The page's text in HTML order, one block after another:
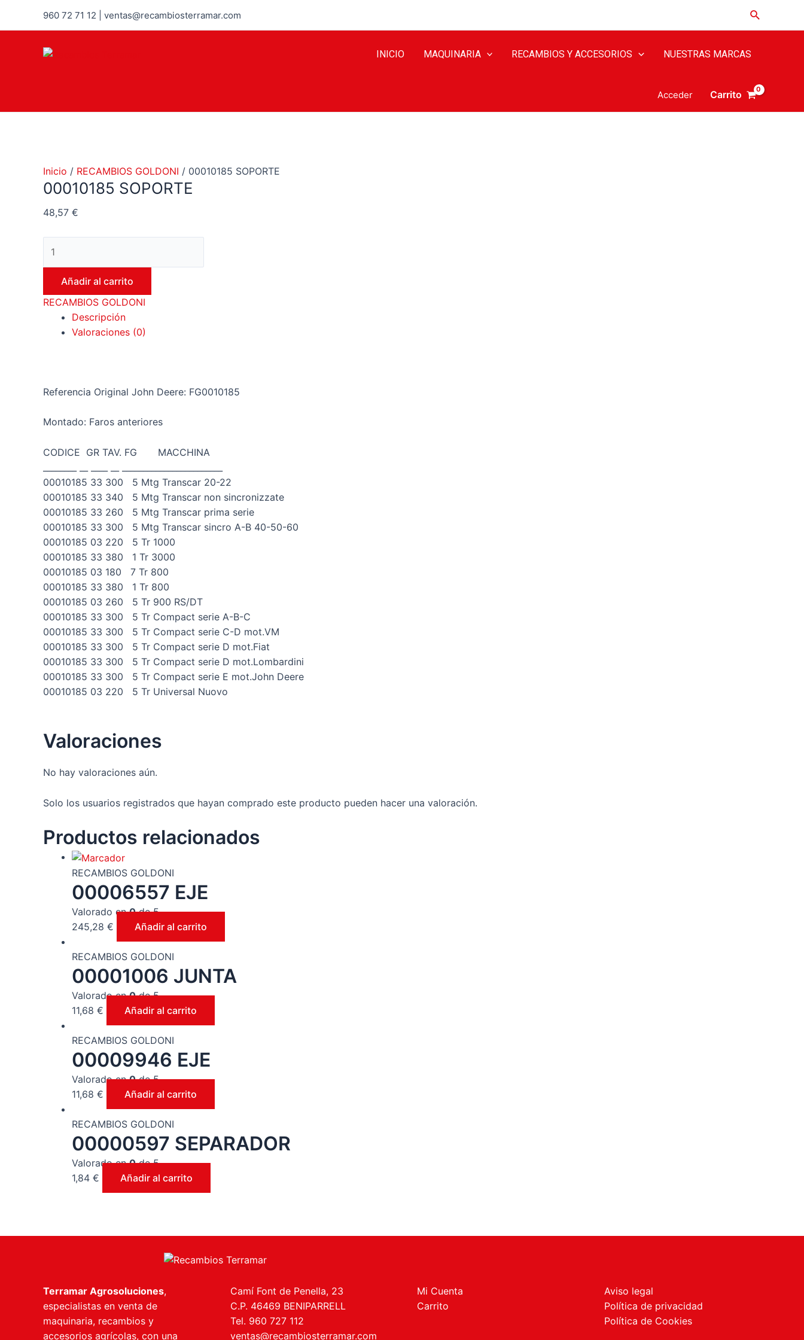
960 72 71 12 | ventas@recambiosterramar.com Buscar
INICIO MAQUINARIA RECAMBIOS Y ACCESORIOS NUESTRAS MARCAS
Acceder Carrito
Inicio / RECAMBIOS GOLDONI / 00010185 SOPORTE
00010185 SOPORTE
48,57 €
SOPORTE
Añadir al carrito
RECAMBIOS GOLDONI
Descripción
Valoraciones (0)
Referencia Original John Deere: FG0010185
Montado: Faros anteriores
CODICE GR TAV. FG MACCHINA
00010185 33 300 5 Mtg Transcar 20-22
00010185 33 340 5 Mtg Transcar non sincronizzate
00010185 33 260 5 Mtg Transcar prima serie
00010185 33 300 5 Mtg Transcar sincro A-B 40-50-60
00010185 03 220 5 Tr 1000
00010185 33 380 1 Tr 3000
00010185 03 180 7 Tr 800
00010185 33 380 1 Tr 800
00010185 03 260 5 Tr 900 RS/DT
00010185 33 300 5 Tr Compact serie A-B-C
00010185 33 300 5 Tr Compact serie C-D mot.VM
00010185 33 300 5 Tr Compact serie D mot.Fiat
00010185 33 300 5 Tr Compact serie D mot.Lombardini
00010185 33 300 5 Tr Compact serie E mot.John Deere
00010185 03 220 5 Tr Universal Nuovo
Valoraciones
No hay valoraciones aún.
Solo los usuarios registrados que hayan comprado este producto pueden hacer una valoración.
Productos relacionados
RECAMBIOS GOLDONI
00006557 EJE
Valorado en0de 5
245,28 € Añadir al carrito
RECAMBIOS GOLDONI
00001006 JUNTA
Valorado en0de 5
11,68 € Añadir al carrito
RECAMBIOS GOLDONI
00009946 EJE
Valorado en0de 5
11,68 € Añadir al carrito
RECAMBIOS GOLDONI
00000597 SEPARADOR
Valorado en0de 5
1,84 € Añadir al carrito
Terramar Agrosoluciones,
especialistas en venta de
maquinaria, recambios y
accesorios agrícolas, con una
Camí Font de Penella, 23
C.P. 46469 BENIPARRELL
Tel. 960 727 112
ventas@recambiosterramar.com
Mi Cuenta
Carrito
Aviso legal
Política de privacidad
Política de Cookies